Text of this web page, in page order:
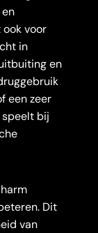
voor
in
en
een zeer
bij
Dit
van